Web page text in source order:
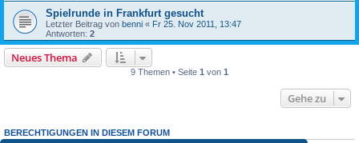
Spielrunde in Frankfurt gesucht
Letzter Beitrag von benni « Fr 25. Nov 2011, 13:47
Antworten: 2
Neues Thema
9 Themen • Seite 1 von 1
Gehe zu
BERECHTIGUNGEN IN DIESEM FORUM